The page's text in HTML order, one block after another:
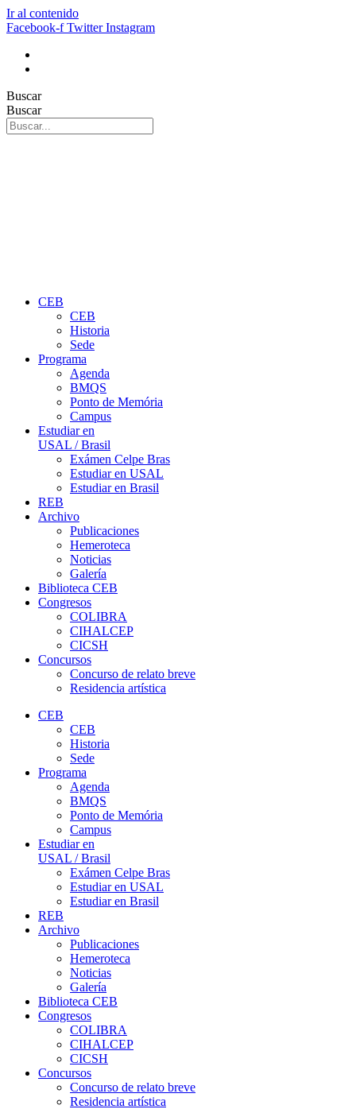
Ir al contenido
Facebook-f Twitter Instagram
Buscar
Buscar
CEB
CEB
Historia
Sede
Programa
Agenda
BMQS
Ponto de Memória
Campus
Estudiar en
USAL / Brasil
Exámen Celpe Bras
Estudiar en USAL
Estudiar en Brasil
REB
Archivo
Publicaciones
Hemeroteca
Noticias
Galería
Biblioteca CEB
Congresos
COLIBRA
CIHALCEP
CICSH
Concursos
Concurso de relato breve
Residencia artística
CEB
CEB
Historia
Sede
Programa
Agenda
BMQS
Ponto de Memória
Campus
Estudiar en
USAL / Brasil
Exámen Celpe Bras
Estudiar en USAL
Estudiar en Brasil
REB
Archivo
Publicaciones
Hemeroteca
Noticias
Galería
Biblioteca CEB
Congresos
COLIBRA
CIHALCEP
CICSH
Concursos
Concurso de relato breve
Residencia artística